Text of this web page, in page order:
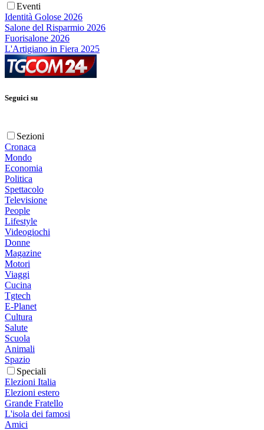
Eventi
Identità Golose 2026
Salone del Risparmio 2026
Fuorisalone 2026
L'Artigiano in Fiera 2025
Seguici su
Sezioni
Cronaca
Mondo
Economia
Politica
Spettacolo
Televisione
People
Lifestyle
Videogiochi
Donne
Magazine
Motori
Viaggi
Cucina
Tgtech
E-Planet
Cultura
Salute
Scuola
Animali
Spazio
Speciali
Elezioni Italia
Elezioni estero
Grande Fratello
L'isola dei famosi
Amici